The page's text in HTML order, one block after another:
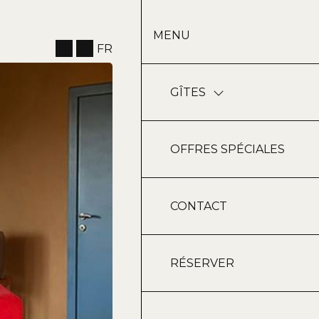
FR
MENU
GÎTES
OFFRES SPÉCIALES
CONTACT
RÉSERVER